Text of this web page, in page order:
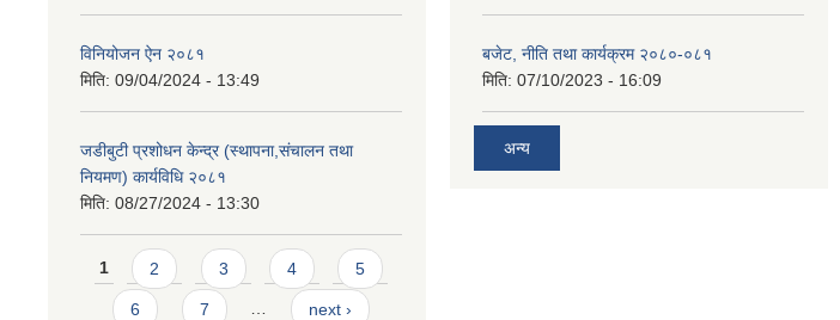
विनियोजन ऐन २०८१
मिति: 09/04/2024 - 13:49
जडीबुटी प्रशोधन केन्द्र (स्थापना,संचालन तथा
नियमण) कार्यविधि २०८१
मिति: 08/27/2024 - 13:30
Pages
1 2 3 4 5
6 7 … next ›
बजेट, नीति तथा कार्यक्रम २०८०-०८१
मिति: 07/10/2023 - 16:09
अन्य